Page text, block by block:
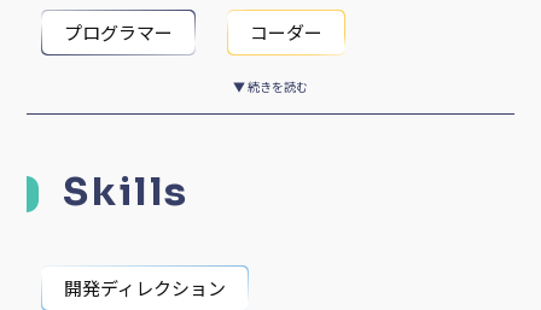
プログラマー コーダー
▼ 続きを読む
Skills
開発ディレクション